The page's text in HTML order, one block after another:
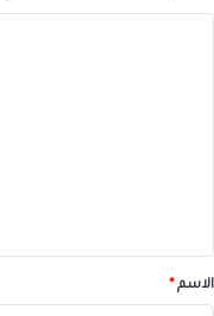
*الاسم*